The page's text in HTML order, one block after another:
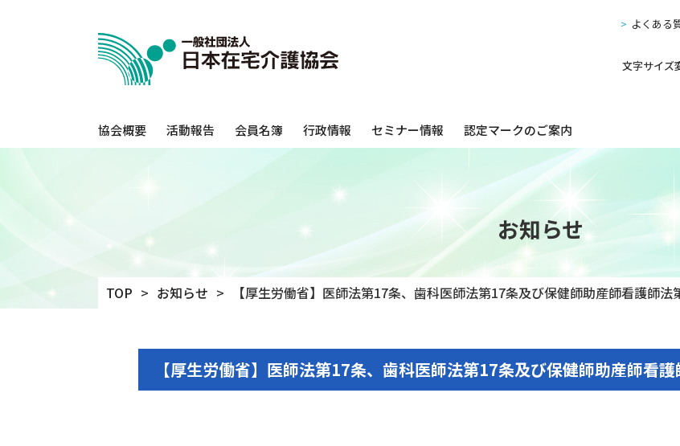
よくある
文字サイズ
協会概要 活動報告 会員名簿 行政情報 セミナー情報 認定マークのご案内
お知らせ
TOP お知らせ 【厚生労働省】医師法第17条、歯科医師法第17条及び保健師助産師看護師
【厚生労働省】医師法第17条、歯科医師法第17条及び保健師助産師看